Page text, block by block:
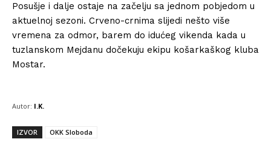
Posušje i dalje ostaje na začelju sa jednom pobjedom u
aktuelnoj sezoni. Crveno-crnima slijedi nešto više
vremena za odmor, barem do idućeg vikenda kada u
tuzlanskom Mejdanu dočekuju ekipu košarkaškog kluba
Mostar.
Autor: I.K.
IZVOR OKK Sloboda